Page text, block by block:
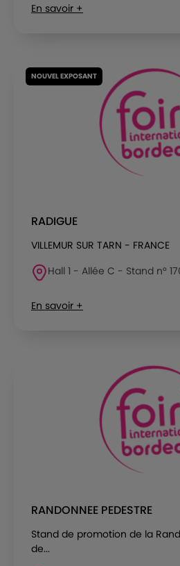
En savoir +
NOUVEL EXPOSANT
RADIGUE
VILLEMUR SUR TARN - FRANCE
Hall 1 - Allée C - Stand n°
En savoir +
RANDONNEE PEDESTRE
Stand de promotion de la
de...